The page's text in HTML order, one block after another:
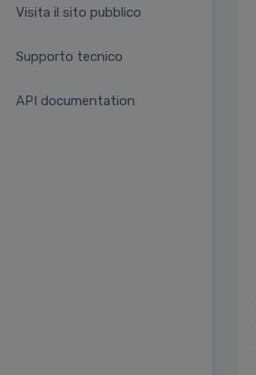
Visita il sito pubblico
Supporto tecnico
API documentation